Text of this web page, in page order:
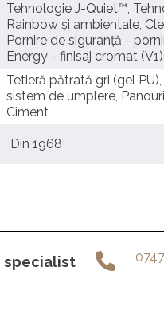
Tehnologie J-Quiet™,
Rainbow și ambientale,
Pornire de siguranță -
Energy - finisaj cromat (V1)
Tetieră pătrată gri (gel
sistem de umplere,
Ciment
Din 1968
specialist